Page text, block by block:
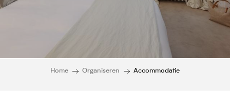
Home Organiseren Accommodatie